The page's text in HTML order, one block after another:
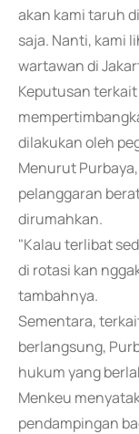
akan kami taruh
saja. Nanti, kami
wartawan di
Keputusan
dilakukan oleh
Menurut
pelanggaran
dirumahkan.
"Kalau terlibat
di rotasi kan
tambahnya.
Sementara,
berlangsung,
hukum yang
Menkeu
pendampingan